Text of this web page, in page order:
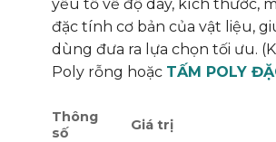
yếu tố về độ dày, kích thước,
đặc tính cơ bản của vật liệu,
dùng đưa ra lựa chọn tối ưu.
Poly rỗng hoặc TẤM POLY
Thông
số
Giá trị